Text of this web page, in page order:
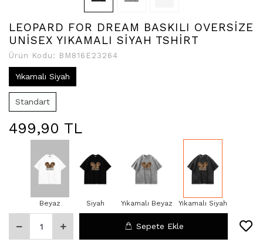
LEOPARD FOR DREAM BASKILI OVERSİZE
UNİSEX YIKAMALI SİYAH TSHİRT
Ürün Kodu: BM816E23264
Yıkamalı Siyah
Standart
499,90 TL
Beyaz Siyah Yıkamalı Beyaz Yıkamalı Siyah
Sepete Ekle